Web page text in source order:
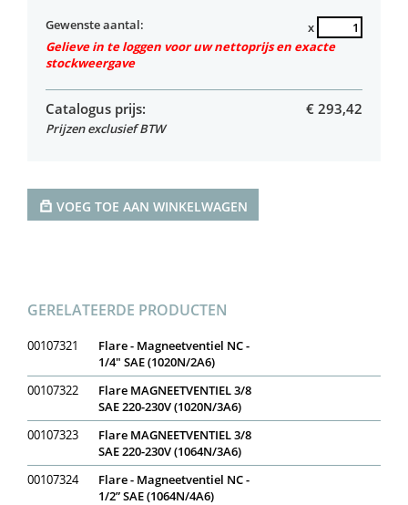
Gewenste aantal:
x
Gelieve in te loggen voor uw nettoprijs en exacte
stockweergave
Catalogus prijs:
Prijzen exclusief BTW
€ 293,42
VOEG TOE AAN WINKELWAGEN
GERELATEERDE PRODUCTEN
00107321
Flare - Magneetventiel NC -
1/4" SAE (1020N/2A6)
00107322
Flare MAGNEETVENTIEL 3/8
SAE 220-230V (1020N/3A6)
00107323
Flare MAGNEETVENTIEL 3/8
SAE 220-230V (1064N/3A6)
00107324
Flare - Magneetventiel NC -
1/2” SAE (1064N/4A6)